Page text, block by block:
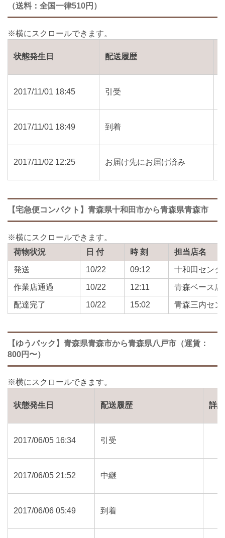
（送料：全国一律510円）
状態発生日 配送履歴
2017/11/01 18:45 引受
2017/11/01 18:49 到着
2017/11/02 12:25 お届け先にお届け済み
【宅急便コンパクト】青森県十和田市から青森県青森市
荷物状況 日 付 時 刻 担当店名
発送 10/22 09:12 十和田センタ
作業店通過 10/22 12:11 青森ベース店
配達完了 10/22 15:02 青森三内セン
【ゆうパック】青森県青森市から青森県八戸市（運賃：
800円〜）
状態発生日 配送履歴 詳細
2017/06/05 16:34 引受
2017/06/05 21:52 中継
2017/06/06 05:49 到着